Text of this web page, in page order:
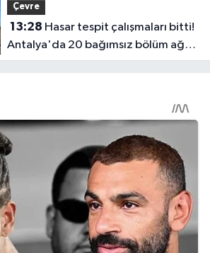
Çevre
13:28
Antalya'da 20 bağımsız bölüm ağır
hasar gördü